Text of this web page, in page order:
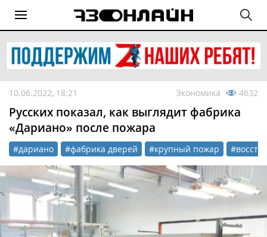
10.06.2022, 18:21 Экономика 4632
Русских показал, как выглядит фабрика
«Дариано» после пожара
#дариано #фабрика дверей #крупный пожар